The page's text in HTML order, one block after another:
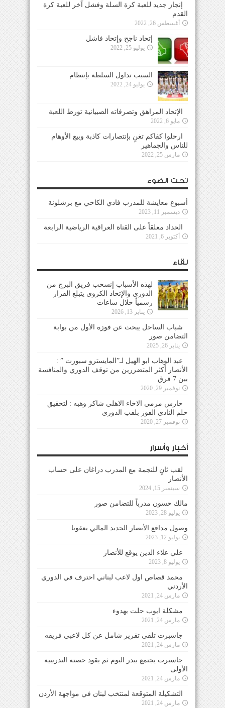
إنجاز جديد للعبة كرة السلة وفشل آخر للعبة كرة
القدم
أغسطس 26, 2022
إتحاد ناجح وإتحاد فاشل
يوليو 25, 2022
السبب تداول السلطة بإنتظام
يوليو 24, 2022
الإتحاد المراهق وتصرفاته الصبيانية تورط اللعبة
مايو 6, 2022
ارحلوا كفاكم تغنٍ بإنتصارات كاذبة وبيع الأوهام
للناس والجماهير
مارس 25, 2022
تحت الضوء
أسبوع معايشة للمدرب فادي الكاخي مع برشلونة
ديسمبر 11, 2023
الحداد معلقاً على القناة العراقية الرياضية الرابعة
أكتوبر 6, 2021
لقاء
لهذه الأسباب إنسحب فريق البرج من
الدوري والإتحاد الكروي يتبلغ القرار
رسمياً خلال ساعات
يناير 13, 2026
شباب الساحل يبحث عن فوزه الأول من بوابة
التضامن صور
يناير 26, 2025
عبد الوهاب ابو الهيل لـ”المايسترو سبورت ” :
الأنصار أكثر المتضررين من توقف الدوري والمنافسة
بين 7 فرق
نوفمبر 29, 2020
حارس مرمى الاخاء الاهلي شاكر وهبه : لتحقيق
حلم النادي الفوز بلقب الدوري
نوفمبر 27, 2020
أخبار وأسرار
لقب ثانٍ للنجمة مع المدرب دراغان على حساب
الأنصار
سبتمبر 15, 2024
مالك حسون مدرباً للتضامن صور
يوليو 28, 2023
وصول مدافع الأنصار الجديد المالي يعقوبا
يوليو 12, 2023
علي علاء الدين يوقع للأنصار
يوليو 8, 2023
محمد قصاص اول لاعب لبناني احترف في الدوري
الأردني
مارس 24, 2021
مشكلة ايوب حلت بهدوء
مارس 24, 2021
جاسبرت تلقى تقرير شامل عن كل لاعبي فريقه
مارس 24, 2021
جاسبرت يجتمع ببدر اليوم ثم يقود حصته التدريبية
الأولى
مارس 24, 2021
التشكيلة المتوقعة لمنتخب لبنان في مواجهة الأردن
مارس 24, 2021